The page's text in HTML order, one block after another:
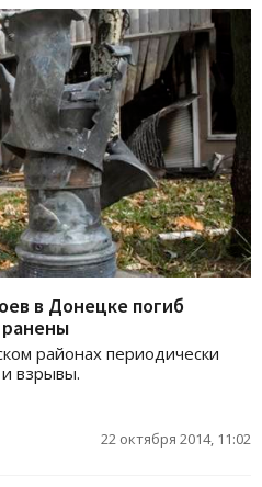
в Донецке погиб
районах периодически
взрывы.
22 октября 2014, 11:02